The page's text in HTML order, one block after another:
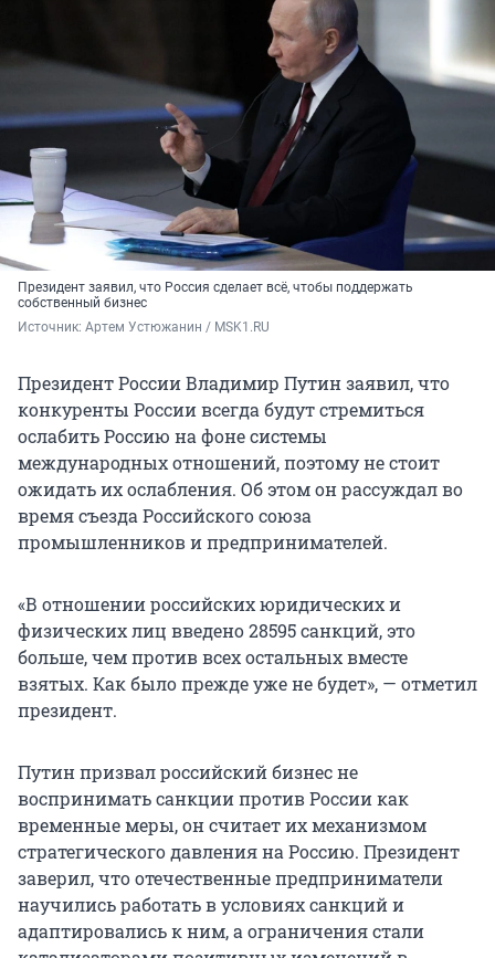
Президент заявил, что Россия сделает всё, чтобы поддержать
собственный бизнес
Источник: Артем Устюжанин / MSK1.RU
Президент России Владимир Путин заявил, что
конкуренты России всегда будут стремиться
ослабить Россию на фоне системы
международных отношений, поэтому не стоит
ожидать их ослабления. Об этом он рассуждал во
время съезда Российского союза
промышленников и предпринимателей.
«В отношении российских юридических и
физических лиц введено 28595 санкций, это
больше, чем против всех остальных вместе
взятых. Как было прежде уже не будет», — отметил
президент.
Путин призвал российский бизнес не
воспринимать санкции против России как
временные меры, он считает их механизмом
стратегического давления на Россию. Президент
заверил, что отечественные предприниматели
научились работать в условиях санкций и
адаптировались к ним, а ограничения стали